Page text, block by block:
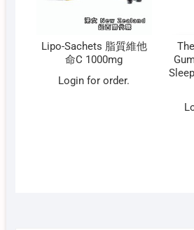
Lipo-Sachets 脂質維他
命C 1000mg
Login for order.